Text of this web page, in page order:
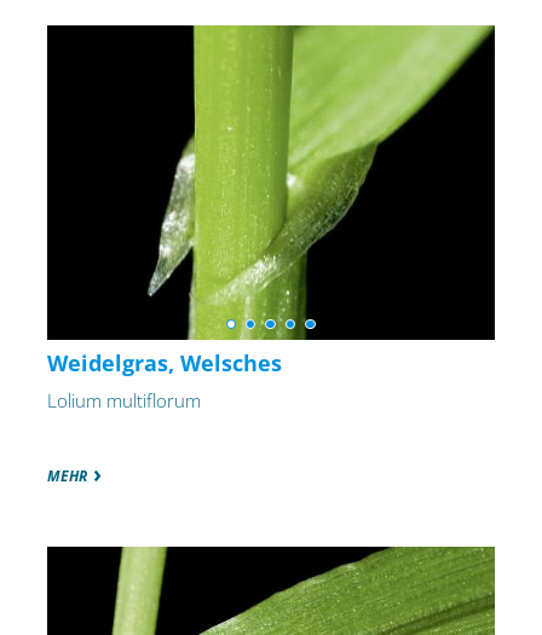
Weidelgras, Welsches
Lolium multiflorum
MEHR